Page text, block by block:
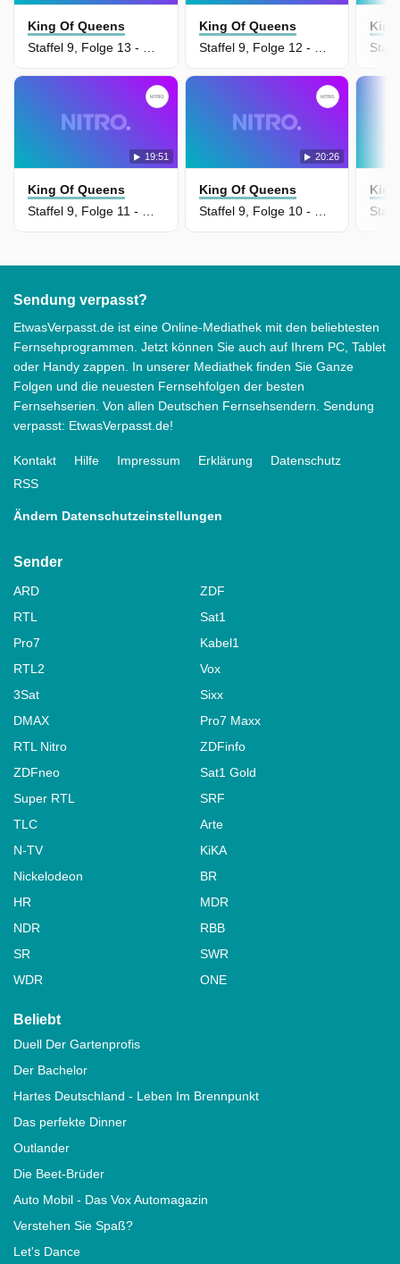
King Of Queens
Staffel 9, Folge 13 - Das China-Syndrom (2)
King Of Queens
Staffel 9, Folge 12 - Das China-Syndrom (1)
19:51
King Of Queens
20:26
King Of Queens
Sendung verpasst?
EtwasVerpasst.de ist eine Online-Mediathek mit den beliebtesten
Fernsehprogrammen. Jetzt können Sie auch auf Ihrem PC, Tablet
oder Handy zappen. In unserer Mediathek finden Sie Ganze
Folgen und die neuesten Fernsehfolgen der besten
Fernsehserien. Von allen Deutschen Fernsehsendern. Sendung
verpasst: EtwasVerpasst.de!
Kontakt Hilfe Impressum Erklärung
Datenschutz
RSS
Ändern Datenschutzeinstellungen
Sender
ARD
ZDF
RTL
Sat1
Pro7
Kabel1
RTL2
Vox
3Sat
Sixx
DMAX
Pro7 Maxx
RTL Nitro
ZDFinfo
ZDFneo
Sat1 Gold
Super RTL
SRF
TLC
Arte
N-TV
KiKA
Nickelodeon
BR
HR
MDR
NDR
RBB
SR
SWR
WDR
ONE
Beliebt
Duell Der Gartenprofis
Der Bachelor
Hartes Deutschland - Leben Im Brennpunkt
Das perfekte Dinner
Outlander
Die Beet-Brüder
Auto Mobil - Das Vox Automagazin
Verstehen Sie Spaß?
Let's Dance